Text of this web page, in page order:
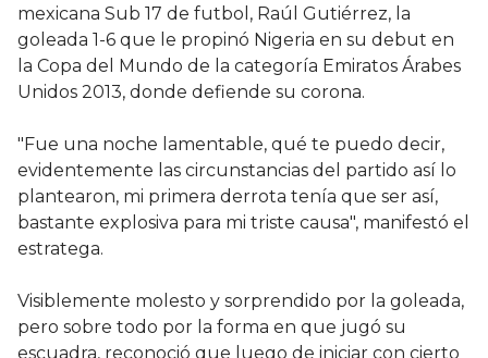
mexicana Sub 17 de futbol, Raúl Gutiérrez, la
goleada 1-6 que le propinó Nigeria en su debut en
la Copa del Mundo de la categoría Emiratos Árabes
Unidos 2013, donde defiende su corona.
"Fue una noche lamentable, qué te puedo decir,
evidentemente las circunstancias del partido así lo
plantearon, mi primera derrota tenía que ser así,
bastante explosiva para mi triste causa", manifestó el
estratega.
Visiblemente molesto y sorprendido por la goleada,
pero sobre todo por la forma en que jugó su
escuadra, reconoció que luego de iniciar con cierto